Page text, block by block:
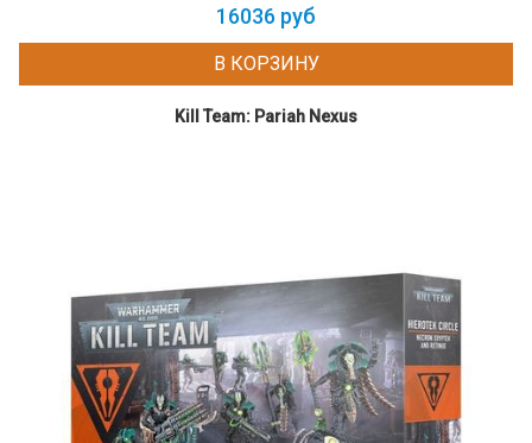
16036 руб
В КОРЗИНУ
Kill Team: Pariah Nexus